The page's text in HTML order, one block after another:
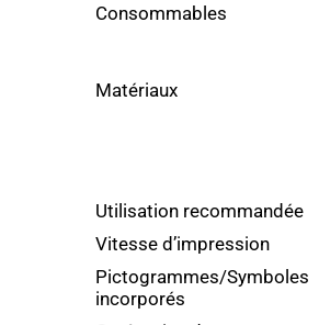
Consommables
Matériaux
Utilisation recommandée
Vitesse d’impression
Pictogrammes/Symboles
incorporés